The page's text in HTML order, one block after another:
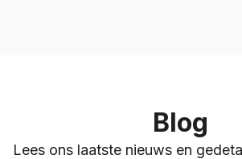
Blog
Lees ons laatste nieuws en